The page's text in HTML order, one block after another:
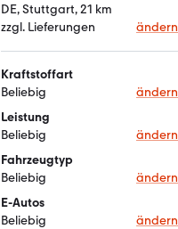
DE, Stuttgart, 21 km
zzgl. Lieferungen
ändern
Kraftstoffart
Beliebig
ändern
Leistung
Beliebig
ändern
Fahrzeugtyp
Beliebig
ändern
E-Autos
Beliebig
ändern